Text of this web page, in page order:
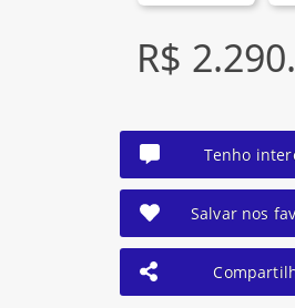
R$
Tenho
Salvar nos